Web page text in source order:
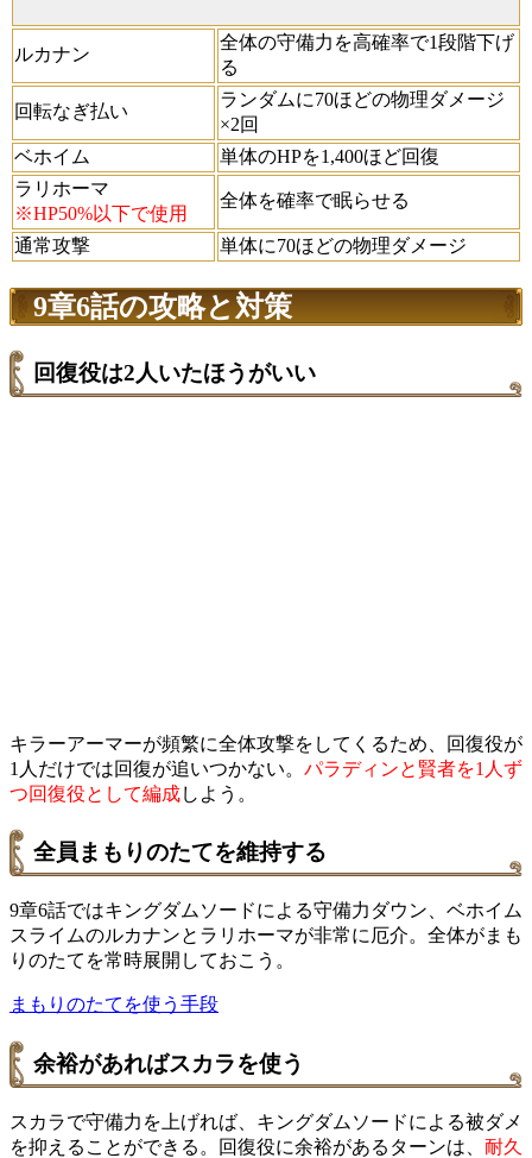
ルカナン
全体の守備力を高確率で1段階下げ
る
回転なぎ払い
ランダムに70ほどの物理ダメージ
×2回
ベホイム
単体のHPを1,400ほど回復
ラリホーマ
※HP50%以下で使用
全体を確率で眠らせる
通常攻撃 単体に70ほどの物理ダメージ
9章6話の攻略と対策
回復役は2人いたほうがいい
キラーアーマーが頻繁に全体攻撃をしてくるため、回復役が
1人だけでは回復が追いつかない。 パラディンと賢者を1人ず
つ回復役として編成しよう。
全員まもりのたてを維持する
9章6話ではキングダムソードによる守備力ダウン、ベホイム
スライムのルカナンとラリホーマが非常に厄介。全体がまも
りのたてを常時展開しておこう。
まもりのたてを使う手段
余裕があればスカラを使う
スカラで守備力を上げれば、キングダムソードによる被ダメ
を抑えることができる。回復役に余裕があるターンは、 耐久